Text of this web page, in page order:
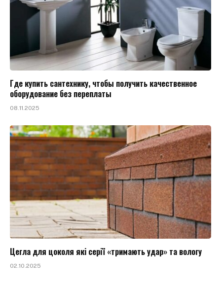
Где купить сантехнику, чтобы получить качественное
оборудование без переплаты
08.11.2025
Цегла для цоколя які серії «тримають удар» та вологу
02.10.2025